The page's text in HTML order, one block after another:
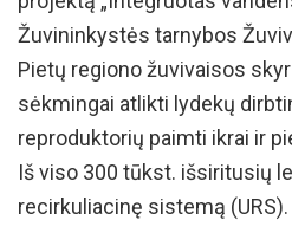
Žuvininkystės tarnybos
Pietų regiono žuvivaisos
sėkmingai atlikti lydekų
reproduktorių paimti ikrai ir
Iš viso 300 tūkst. išsiritusių
recirkuliacinę sistemą (URS).